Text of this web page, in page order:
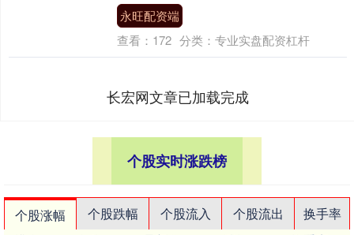
永旺配资端
查看： 172 分类： 专业实盘配资杠杆
长宏网文章已加载完成
个股实时涨跌榜
个股涨幅 个股跌幅 个股流入 个股流出
换手率